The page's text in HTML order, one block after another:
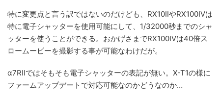
特に変更点と言う訳ではないのだけども、RX10IIやRX100IVは
特に電子シャッターを使用可能にして、1/32000秒までのシャ
ッターを使うことができる。おかげさまでRX100IVは40倍ス
ロームービーを撮影する事が可能なわけだが。
α7RIIではそもそも電子シャッターの表記が無い。X-T1の様に
ファームアップデートで対応可能なのかどうなのか…